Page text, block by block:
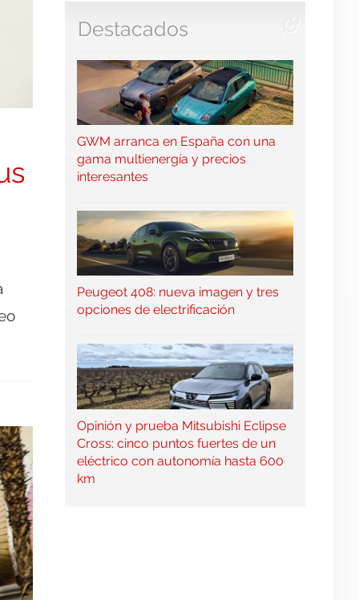
Destacados
GWM arranca en España con una
gama multienergía y precios
interesantes
Peugeot 408: nueva imagen y tres
opciones de electrificación
Opinión y prueba Mitsubishi Eclipse
Cross: cinco puntos fuertes de un
eléctrico con autonomía hasta 600
km